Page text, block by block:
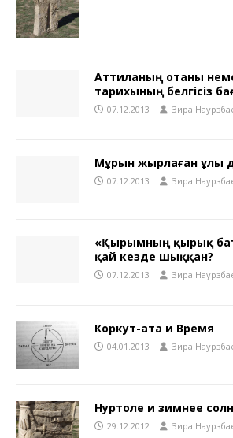
Аттиланың отаны
тарихының белгісіз
07.12.2013 Зира
Мұрын жырлаған ұлы
07.12.2013 Зира
«Қырымның қырық
қай кезде шыққан?
07.12.2013 Зира
Коркут-ата и Время
04.01.2013 Зира
Нуртоле и зимнее
29.12.2012 Зира